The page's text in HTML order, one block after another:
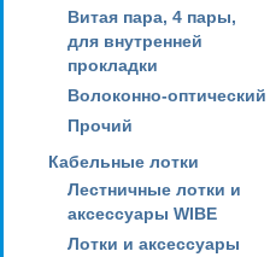
Витая пара, 4 пары,
для внутренней
прокладки
Волоконно-оптический
Прочий
Кабельные лотки
Лестничные лотки и
аксессуары WIBE
Лотки и аксессуары